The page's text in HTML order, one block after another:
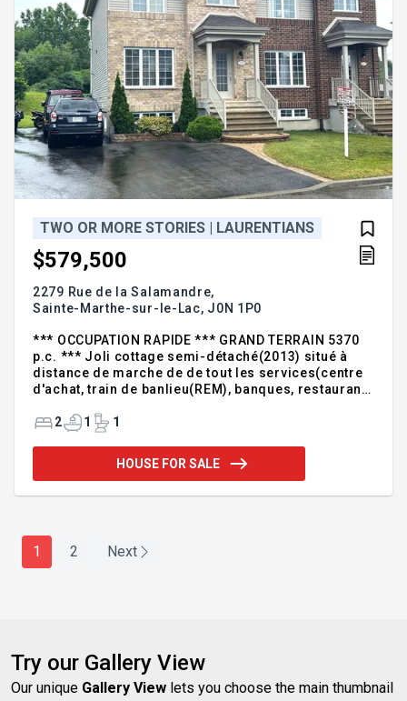
TWO OR MORE STORIES | LAURENTIANS
$579,500
2279 Rue de la Salamandre,
Sainte-Marthe-sur-le-Lac, J0N 1P0
*** OCCUPATION RAPIDE *** GRAND TERRAIN 5370
p.c. *** Joli cottage semi-détaché(2013) situé à
distance de marche de de tout les services(centre
d'achat, train de banlieu(REM), banques, restaurant
convertie en 2 grandes chambres vous offre; entrée
planchers de bois franc(LATTES), jolie cuisine avec
amplement de rangement(22 portes, 5 tiroirs et
terrain avec
2 1 1
HOUSE FOR SALE
1 2 Next
Try our Gallery View
Our unique Gallery View lets you choose the main thumbnail